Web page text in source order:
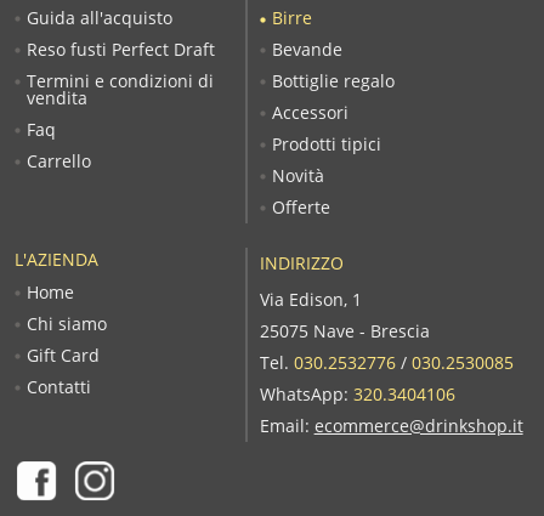
L'AZIENDA
Home
Chi siamo
Gift Card
Contatti
Birre
Bevande
Bottiglie regalo
Accessori
Prodotti tipici
Novità
Offerte
Guida all'acquisto
Reso fusti Perfect Draft
Termini e condizioni di
vendita
Faq
Carrello
INDIRIZZO
Via Edison, 1
25075 Nave - Brescia
Tel. 030.2532776/ 030.2530085
WhatsApp: 320.3404106
Email: ecommerce@drinkshop.it